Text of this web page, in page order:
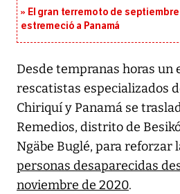
El gran terremoto de
estremeció a Panamá
Desde tempranas horas un
rescatistas especializados
Chiriquí y Panamá se
Remedios, distrito de
Ngäbe Buglé, para reforzar
personas desaparecidas
noviembre de 2020.